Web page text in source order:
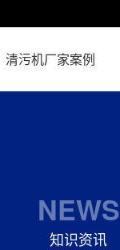
清污机厂家案例
NEWS
知识资讯